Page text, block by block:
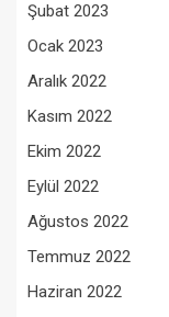
Şubat 2023
Ocak 2023
Aralık 2022
Kasım 2022
Ekim 2022
Eylül 2022
Ağustos 2022
Temmuz 2022
Haziran 2022